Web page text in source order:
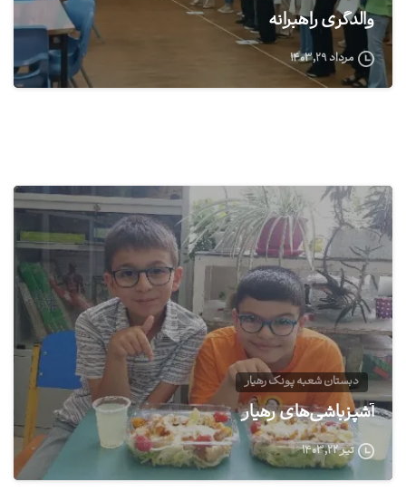
والدگری راهبرانه
مرداد ۲۹, ۱۴۰۳
1
دبستان شعبه پونک رهیار
آشپزباشی‌های رهیار
تیر ۲۲, ۱۴۰۳